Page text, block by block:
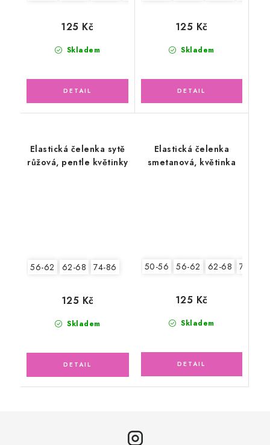
Skladem
125 Kč
Skladem
125 Kč
Elastická čelenka sytě
růžová, pentle květinky
56-62 62-68 74-86
Skladem
125 Kč
Elastická čelenka
smetanová, květinka
50-56 56-62 62-68 74-86
Skladem
125 Kč